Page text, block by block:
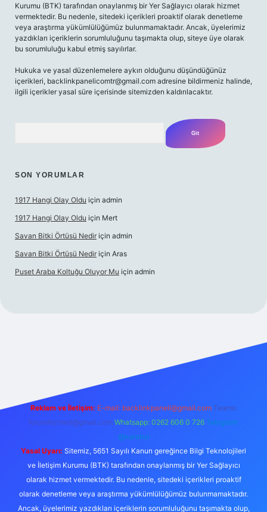
Kurumu (BTK) tarafından onaylanmış bir Yer Sağlayıcı olarak hizmet
vermektedir. Bu nedenle, sitedeki içerikleri proaktif olarak denetleme
veya araştırma yükümlülüğümüz bulunmamaktadır. Ancak, üyelerimiz
yazdıkları içeriklerin sorumluluğunu taşımakta olup, siteye üye olarak
bu sorumluluğu kabul etmiş sayılırlar.
Hukuka ve yasal düzenlemelere aykırı olduğunu düşündüğünüz
içerikleri, backlinkpanelicomtr@gmail.com adresine bildirmeniz halinde,
ilgili içerikler yasal süre içerisinde sitemizden kaldırılacaktır.
SON YORUMLAR
1917 Hangi Olay Oldu için admin
1917 Hangi Olay Oldu için Mert
Savan Bitki Örtüsü Nedir için admin
Savan Bitki Örtüsü Nedir için Aras
Puset Araba Koltuğu Oluyor Mu için admin
Reklam ve İletişim: E-mail: backlinkpaneli@gmail.com Teams:
forumhizmeti@gmail.com Whatsapp: 0262 606 0 726 Telegram:
@karabul
Yasal Uyarı: Sitemiz, 5651 Sayılı Kanun gereğince Bilgi Teknolojileri
ve İletişim Kurumu (BTK) tarafından onaylanmış bir Yer Sağlayıcı
olarak hizmet vermektedir. Bu nedenle, sitedeki içerikleri proaktif
olarak denetleme veya araştırma yükümlülüğümüz bulunmamaktadır.
Ancak, üyelerimiz yazdıkları içeriklerin sorumluluğunu taşımakta olup,